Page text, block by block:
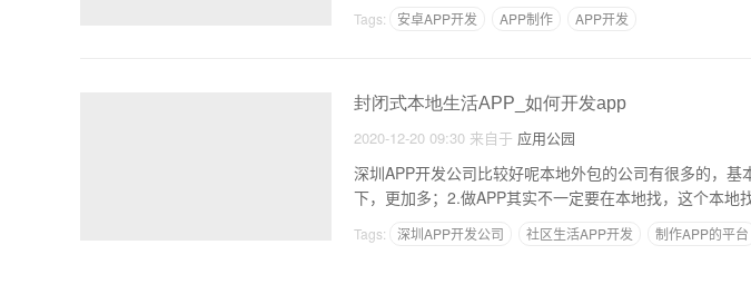
Tags: 安卓APP开发 APP制作 APP开发
封闭式本地生活APP_如何开发app
2020-12-20 09:30 来自于 应用公园
深圳APP开发公司比较好呢本地外包的公司有很多的，
下，更加多；2.做APP其实不一定要在本地找，这个本
Tags: 深圳APP开发公司 社区生活APP开发 制作APP的平台